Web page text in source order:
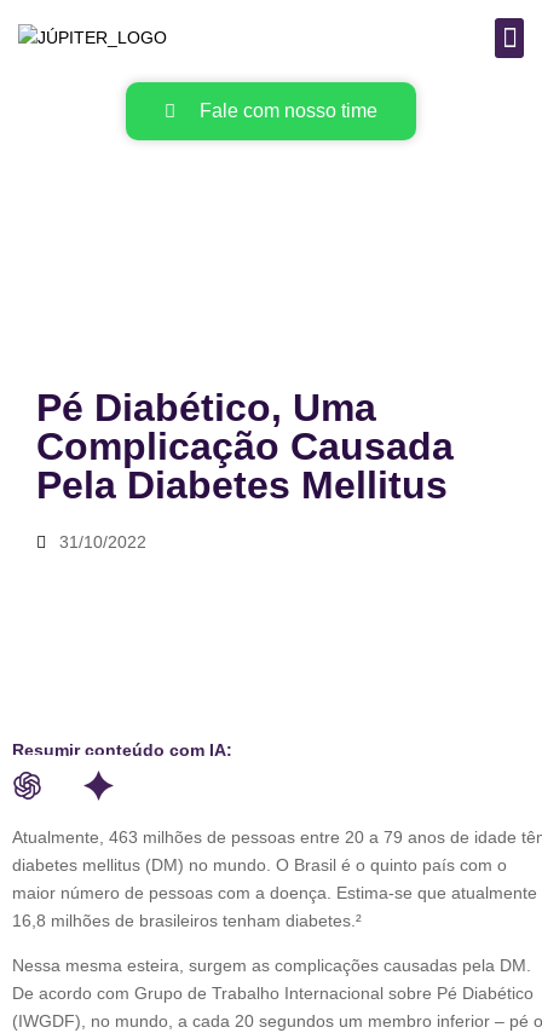
Fale com nosso time
Pé Diabético, Uma
Complicação Causada
Pela Diabetes Mellitus
31/10/2022
Resumir conteúdo com IA:
Atualmente, 463 milhões de pessoas entre 20 a 79 anos de idade
diabetes mellitus (DM) no mundo. O Brasil é o quinto país com o
maior número de pessoas com a doença. Estima-se que atualmente
16,8 milhões de brasileiros tenham diabetes.²
Nessa mesma esteira, surgem as complicações causadas pela DM.
De acordo com Grupo de Trabalho Internacional sobre Pé Diabético
(IWGDF), no mundo, a cada 20 segundos um membro inferior – pé